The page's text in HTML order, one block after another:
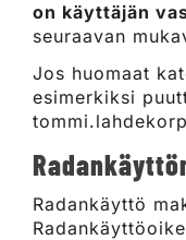
on käyttäjän
seuraavan
Jos huomaat
esimerkiksi
Radankäyttö